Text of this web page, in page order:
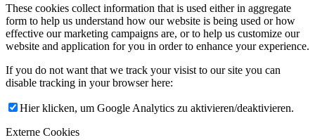
These cookies collect information that is used either in aggregate
form to help us understand how our website is being used or how
effective our marketing campaigns are, or to help us customize our
website and application for you in order to enhance your experience.
If you do not want that we track your visist to our site you can
disable tracking in your browser here:
Hier klicken, um Google Analytics zu aktivieren/deaktivieren.
Externe Cookies